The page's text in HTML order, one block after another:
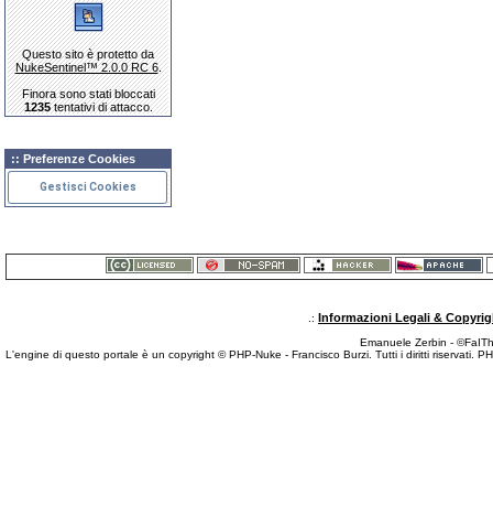
Questo sito è protetto da
NukeSentinel™ 2.0.0 RC 6.
Finora sono stati bloccati
1235tentativi di attacco.
:: Preferenze Cookies
Gestisci Cookies
.: Informazioni Legali &
Emanuele Zerbin -
L'engine di questo portale è un copyright © PHP-Nuke - Francisco Burzi. Tutti i diritti riservati.